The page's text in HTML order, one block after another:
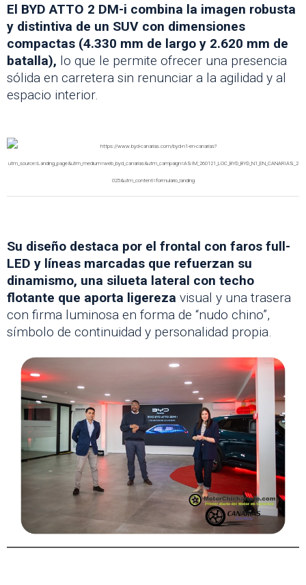
El BYD ATTO 2 DM-i combina la imagen robusta
y distintiva de un SUV con dimensiones
compactas (4.330 mm de largo y 2.620 mm de
batalla), lo que le permite ofrecer una presencia
sólida en carretera sin renunciar a la agilidad y al
espacio interior.
Su diseño destaca por el frontal con faros full-
LED y líneas marcadas que refuerzan su
dinamismo, una silueta lateral con techo
flotante que aporta ligereza visual y una trasera
con firma luminosa en forma de “nudo chino”,
símbolo de continuidad y personalidad propia.